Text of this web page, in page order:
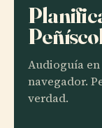
Audioguía
navegador.
verdad.